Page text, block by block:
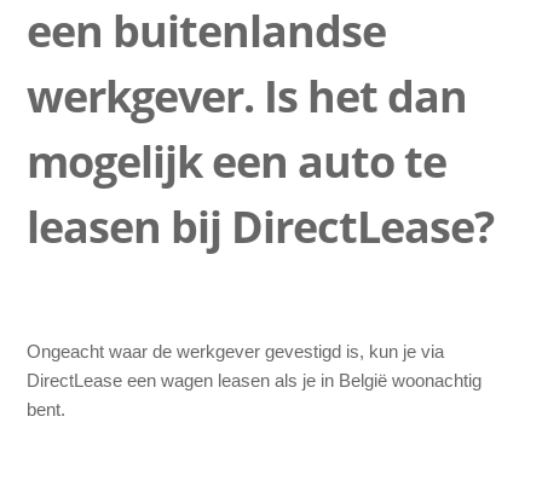
vastgestelde prijs over te nemen?
Mag ik een auto "bestickeren"?
Kan ik tot een bepaald bedrag via mijn werkgever leasen
en de rest zelf bijbetalen?
Is leasen exclusief brandstof mogelijk?
Ik wil een trekhaak laten monteren. Zijn hier nog speciale
voorwaarden aan verbonden?
een buitenlandse
werkgever. Is het dan
mogelijk een auto te
leasen bij DirectLease?
Ongeacht waar de werkgever gevestigd is, kun je via
DirectLease een wagen leasen als je in België woonachtig
bent.